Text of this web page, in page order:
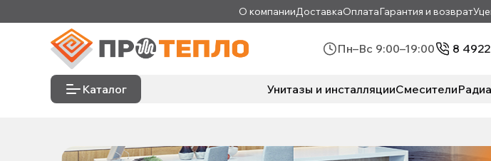
О компанииДоставкаОплатаГарантия и возврат
Пн–Вс 9:00–19:00 8
Каталог Унитазы и инсталляцииСмесители